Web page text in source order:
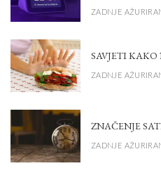
ZADNJE
SAVJETI
ZADNJE
ZNAČENJE
ZADNJE